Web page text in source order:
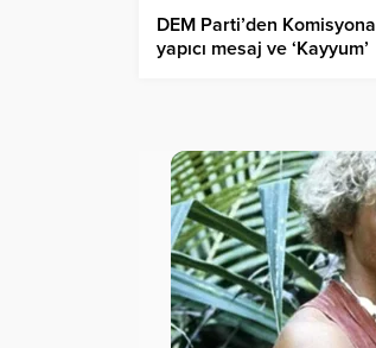
DEM Parti’den Komisyona
yapıcı mesaj ve ‘Kayyum’